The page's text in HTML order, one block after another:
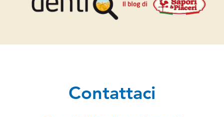
Contattaci